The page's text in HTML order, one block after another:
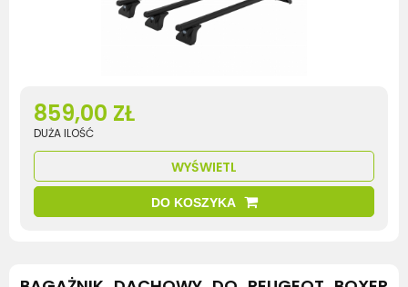
859,00 ZŁ
DUŻA ILOŚĆ
WYŚWIETL
DO KOSZYKA